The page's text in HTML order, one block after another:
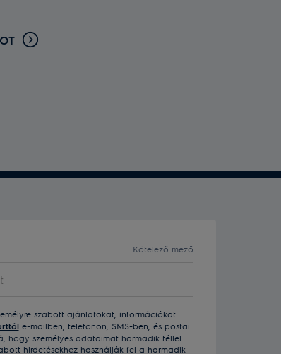
Kötelező mező
szabott ajánlatokat, információkat
e-mailben, telefonon, SMS-ben, és postai
hogy személyes adataimat harmadik féllel
hirdetésekhez használják fel a harmadik